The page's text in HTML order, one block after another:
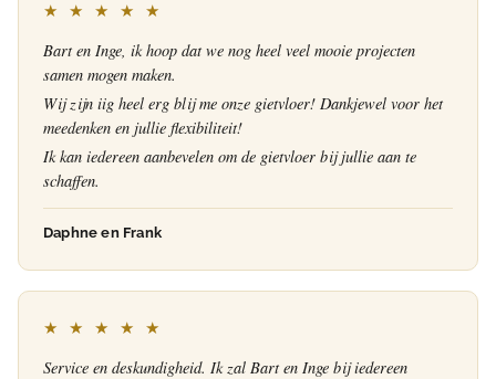
★ ★ ★ ★ ★
Bart en Inge, ik hoop dat we nog heel veel mooie projecten
samen mogen maken.
Wij zijn iig heel erg blij me onze gietvloer! Dankjewel voor het
meedenken en jullie flexibiliteit!
Ik kan iedereen aanbevelen om de gietvloer bij jullie aan te
schaffen.
Daphne en Frank
★ ★ ★ ★ ★
Service en deskundigheid. Ik zal Bart en Inge bij iedereen